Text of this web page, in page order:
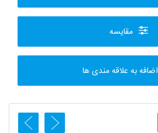
مقایسه
اضافه به علاقه مندی ها